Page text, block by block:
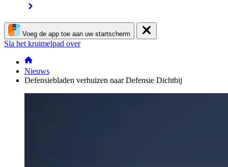
Voeg de app toe aan uw startscherm
Sla het kruimelpad over
Nieuws
Defensiebladen verhuizen naar Defensie Dichtbij